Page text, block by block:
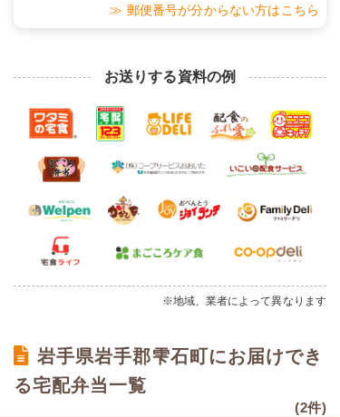
≫ 郵便番号が分からない方はこちら
お送りする資料の例
※地域、業者によって異なります
岩手県岩手郡雫石町にお届けでき
る宅配弁当一覧
(2件)